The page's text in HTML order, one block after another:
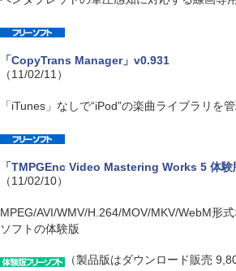
「CopyTrans Manager」v0.931
（11/02/11）
「iTunes」なしで“iPod”の楽曲ライブラリを
「TMPGEnc Video Mastering Works 5 体験
（11/02/10）
MPEG/AVI/WMV/H.264/MOV/MKV/WebM形
ソフトの体験版
（製品版はダウンロード販売